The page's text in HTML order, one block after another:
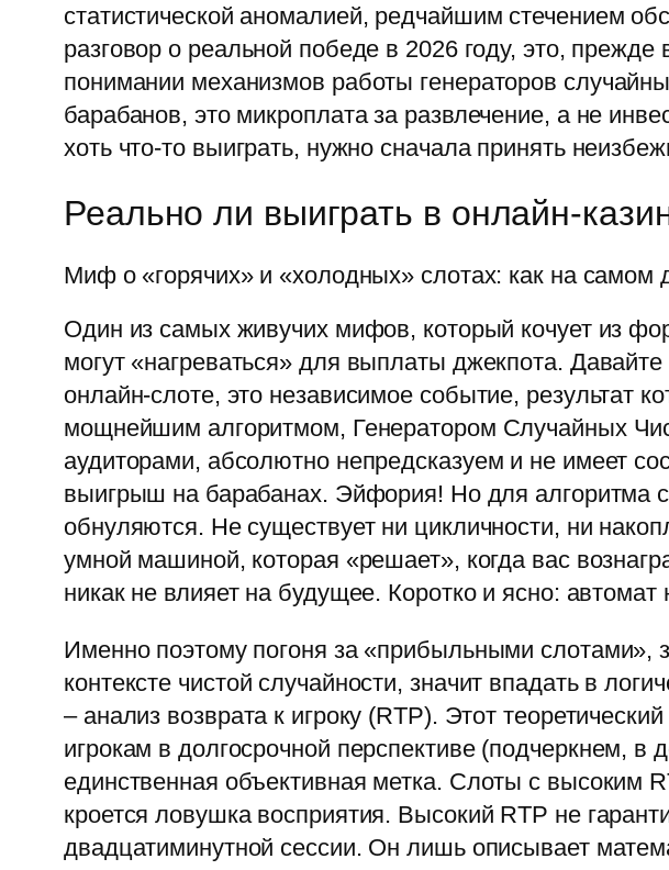
статистической аномалией, редчайшим стечением
разговор о реальной победе в 2026 году, это,
понимании механизмов работы генераторов
барабанов, это микроплата за развлечение, а не
хоть что-то выиграть, нужно сначала принять
Реально ли выиграть в онлайн-
Миф о «горячих» и «холодных» слотах: как на самом
Один из самых живучих мифов, который кочует из
могут «нагреваться» для выплаты джекпота.
онлайн-слоте, это независимое событие, результат
мощнейшим алгоритмом, Генератором Случайных
аудиторами, абсолютно непредсказуем и не имеет
выигрыш на барабанах. Эйфория! Но для алгоритма
обнуляются. Не существует ни цикличности, ни
умной машиной, которая «решает», когда вас
никак не влияет на будущее. Коротко и ясно:
Именно поэтому погоня за «прибыльными слотами»,
контексте чистой случайности, значит впадать в
– анализ возврата к игроку (RTP). Этот
игрокам в долгосрочной перспективе (подчеркнем,
единственная объективная метка. Слоты с высоким
кроется ловушка восприятия. Высокий RTP не
двадцатиминутной сессии. Он лишь описывает